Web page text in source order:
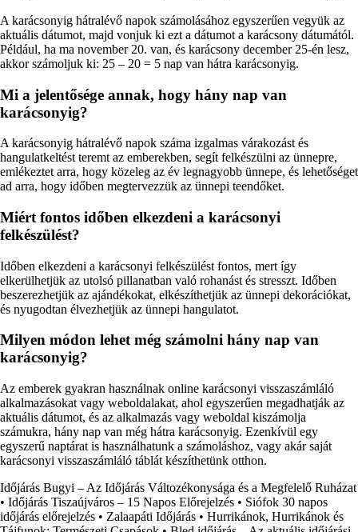
A karácsonyig hátralévő napok számolásához egyszerűen vegyük az
aktuális dátumot, majd vonjuk ki ezt a dátumot a karácsony dátumától.
Például, ha ma november 20. van, és karácsony december 25-én lesz,
akkor számoljuk ki: 25 – 20 = 5 nap van hátra karácsonyig.
Mi a jelentősége annak, hogy hány nap van
karácsonyig?
A karácsonyig hátralévő napok száma izgalmas várakozást és
hangulatkeltést teremt az emberekben, segít felkészülni az ünnepre,
emlékeztet arra, hogy közeleg az év legnagyobb ünnepe, és lehetőséget
ad arra, hogy időben megtervezzük az ünnepi teendőket.
Miért fontos időben elkezdeni a karácsonyi
felkészülést?
Időben elkezdeni a karácsonyi felkészülést fontos, mert így
elkerülhetjük az utolsó pillanatban való rohanást és stresszt. Időben
beszerezhetjük az ajándékokat, elkészíthetjük az ünnepi dekorációkat,
és nyugodtan élvezhetjük az ünnepi hangulatot.
Milyen módon lehet még számolni hány nap van
karácsonyig?
Az emberek gyakran használnak online karácsonyi visszaszámláló
alkalmazásokat vagy weboldalakat, ahol egyszerűen megadhatják az
aktuális dátumot, és az alkalmazás vagy weboldal kiszámolja
számukra, hány nap van még hátra karácsonyig. Ezenkívül egy
egyszerű naptárat is használhatunk a számoláshoz, vagy akár saját
karácsonyi visszaszámláló táblát készíthetünk otthon.
Időjárás Bugyi – Az Időjárás Változékonysága és a Megfelelő Ruházat
• Időjárás Tiszaújváros – 15 Napos Előrejelzés • Siófok 30 napos
időjárás előrejelzés • Zalaapáti Időjárás • Hurrikánok, Hurrikánok és